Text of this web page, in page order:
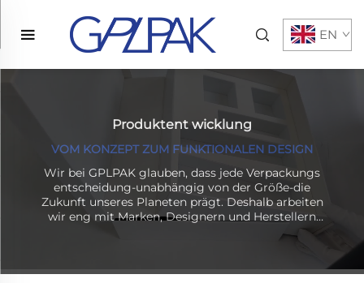
EN
Produktent wicklung
VOM KONZEPT ZUM FUNKTIONALEN DESIGN
Wir bei GPLPAK glauben, dass jede Verpackungs
entscheidung-unabhängig von der Größe-die
Zukunft unseres Planeten prägt. Deshalb arbeiten
wir eng mit Marken, Designern und Herstellern
zusammen, um intelligente, nachhaltige
Sichtbarkeit und den Wert effizient zu